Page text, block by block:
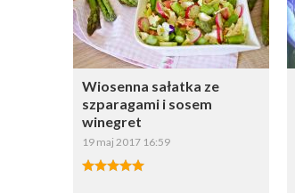
Wiosenna sałatka ze
szparagami i sosem
winegret
19 maj 2017 16:59